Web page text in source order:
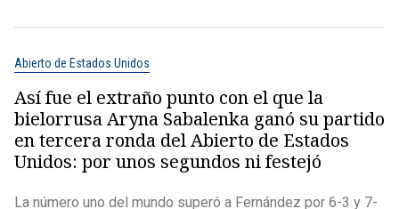
Abierto de Estados Unidos
Así fue el extraño punto con el que la
bielorrusa Aryna Sabalenka ganó su partido
en tercera ronda del Abierto de Estados
Unidos: por unos segundos ni festejó
La número uno del mundo superó a Fernández por 6-3 y 7-